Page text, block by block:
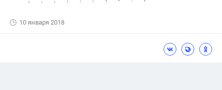
10 января 2018